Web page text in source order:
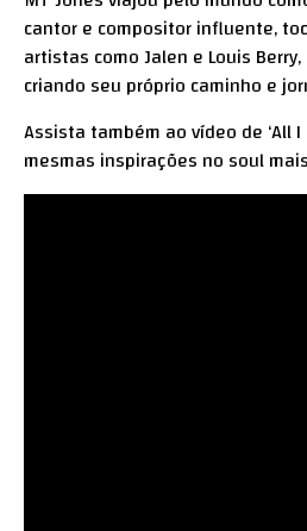
cantor e compositor influente,
artistas como Jalen e Louis
criando seu próprio caminho e
Assista também ao vídeo de ‘All I
mesmas inspirações no soul